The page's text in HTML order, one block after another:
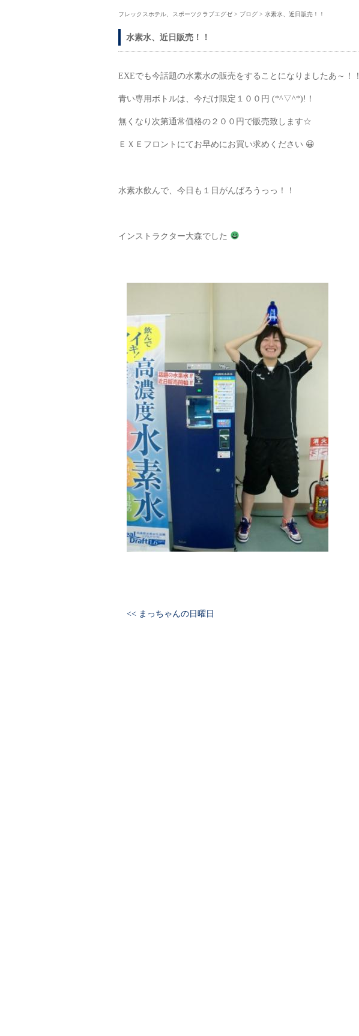
フレックスホテル、スポーツクラブエグゼ > ブログ > 水素水、近日販売！！
水素水、近日販売！！
EXEでも今話題の水素水の販売をすることになりましたあ～！！
青い専用ボトルは、今だけ限定１００円 (*^▽^*)!！
無くなり次第通常価格の２００円で販売致します☆
ＥＸＥフロントにてお早めにお買い求めください 😀
水素水飲んで、今日も１日がんばろうっっ！！
インストラクター大森でした
<< まっちゃんの日曜日